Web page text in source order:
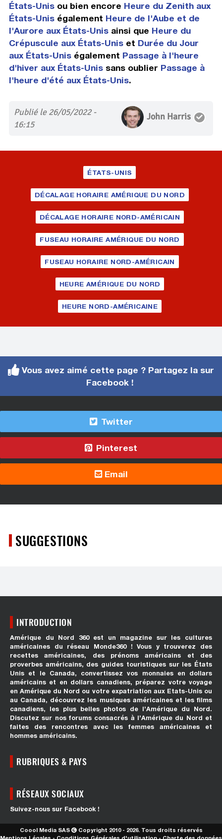
États-Unisou bien encore Heure du Zenith aux
États-Uniségalement Heure de l'Aube et de
l'Aurore aux États-Unisainsi que Heure du
Crépuscule aux États-Uniset Durée du Jour
aux États-Uniségalement Passage à l'heure
d'hiver aux États-Unissans oublier Passage à
l'heure d'été aux États-Unis.
Publié le 26/05/2022 -
16:15
John Harris
ÉTATS-UNIS
DÉCALAGE HORAIRE AMÉRIQUE DU NORD
DÉCALAGE HORAIRE NORD-AMÉRICAIN
FUSEAU HORAIRE AMÉRIQUE DU NORD
FUSEAU HORAIRE NORD-AMÉRICAIN
HEURE AMÉRIQUE DU NORD
HEURE NORD-AMÉRICAINE
Vous avez aimé cette page ? Partagez la sur
Facebook !
Twitter
Pinterest
Email
SUGGESTIONS
INTRODUCTION
Amérique du Nord 360 est un magazine sur les cultures
américaines du réseau Monde360 ! Vous y trouverez des
recettes américaines, des prénoms américains et des
proverbes américains, des guides touristiques sur les États
Unis et le Canada, convertissez vos monnaies en dollars
américains et en dollars canadiens, préparez votre voyage
en Amérique du Nord ou votre expatriation aux Etats-Unis ou
au Canada, découvrez les musiques américaines et les films
canadiens, les plus belles photos de l’Amérique du Nord.
Discutez sur nos forums consacrés à l’Amérique du Nord et
faites des rencontres avec les femmes américaines et
hommes américains.
RUBRIQUES & PAYS
RÉSEAUX SOCIAUX
Suivez-nous sur Facebook !
Coool Media SAS
Copyright 2010 - 2026. Tous droits réservés